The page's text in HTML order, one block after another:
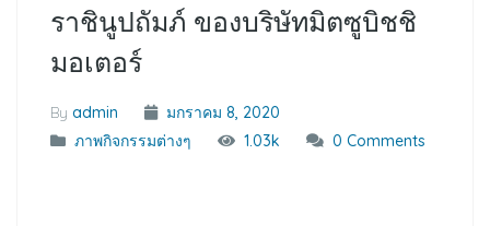
ราชินูปถัมภ์ ของบริษัทมิตซูบิชชิ
มอเตอร์
By admin
มกราคม 8, 2020
ภาพกิจกรรมต่างๆ
1.03k 0 Comments